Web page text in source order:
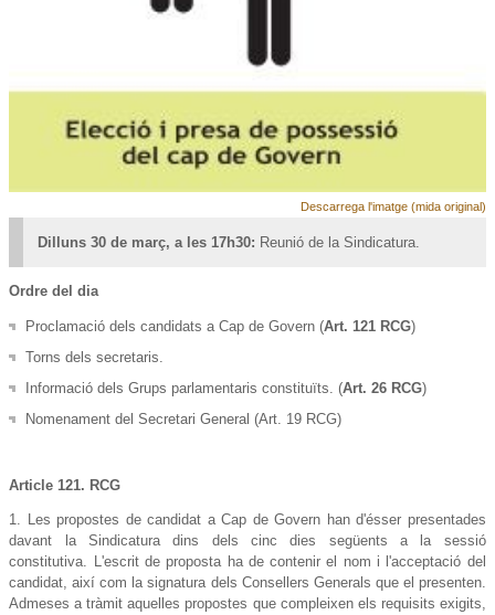
Descarrega l'imatge (mida original)
Dilluns 30 de març, a les 17h30: Reunió de la Sindicatura.
Ordre del dia
Proclamació dels candidats a Cap de Govern (Art. 121 RCG)
Torns dels secretaris.
Informació dels Grups parlamentaris constituïts. (Art. 26 RCG)
Nomenament del Secretari General (Art. 19 RCG)
Article 121. RCG
1. Les propostes de candidat a Cap de Govern han d'ésser presentades
davant la Sindicatura dins dels cinc dies següents a la sessió
constitutiva. L'escrit de proposta ha de contenir el nom i l'acceptació del
candidat, així com la signatura dels Consellers Generals que el presenten.
Admeses a tràmit aquelles propostes que compleixen els requisits exigits,